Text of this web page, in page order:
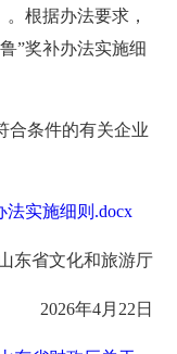
根据办法要求，
”奖补办法实施细
合条件的有关企业
法实施细则.docx
东省文化和旅游厅
2026年4月22日